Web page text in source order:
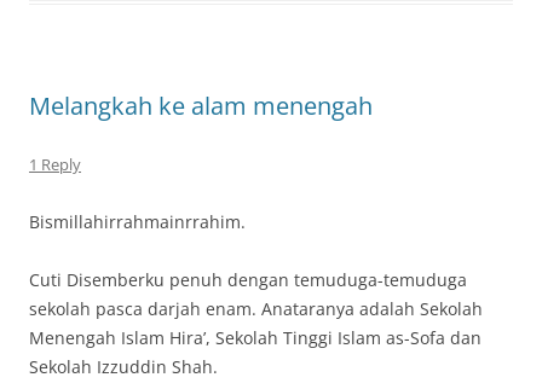
Melangkah ke alam menengah
1 Reply
Bismillahirrahmainrrahim.
Cuti Disemberku penuh dengan temuduga-temuduga
sekolah pasca darjah enam. Anataranya adalah Sekolah
Menengah Islam Hira’, Sekolah Tinggi Islam as-Sofa dan
Sekolah Izzuddin Shah.